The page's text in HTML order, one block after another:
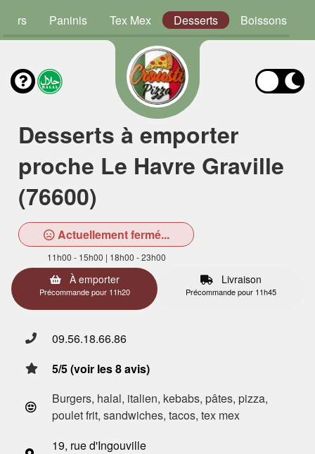
Paninis Tex Mex Desserts Boissons
Desserts à emporter
proche Le Havre Graville
(76600)
Actuellement fermé...
11h00 - 15h00 | 18h00 - 23h00
À emporter
Précommande pour 11h20
Livraison
Précommande pour 11h45
09.56.18.66.86
5/5 (voir les 8 avis)
Burgers, halal, italien, kebabs, pâtes, pizza,
poulet frit, sandwiches, tacos, tex mex
19, rue d'Ingouville